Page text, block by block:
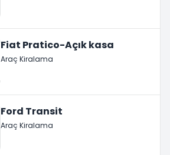
Fiat Pratico-Açık kasa
Araç Kiralama
Ford Transit
Araç Kiralama